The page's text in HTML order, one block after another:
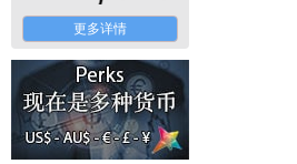
更多详情